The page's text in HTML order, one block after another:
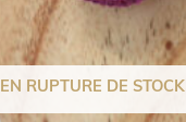
EN RUPTURE DE STOCK